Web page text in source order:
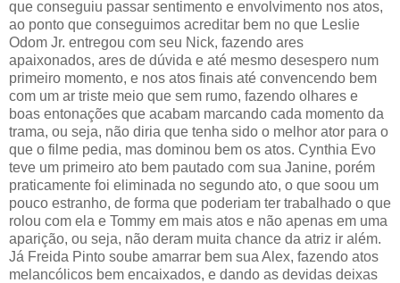
que conseguiu passar sentimento e envolvimento nos atos,
ao ponto que conseguimos acreditar bem no que Leslie
Odom Jr. entregou com seu Nick, fazendo ares
apaixonados, ares de dúvida e até mesmo desespero num
primeiro momento, e nos atos finais até convencendo bem
com um ar triste meio que sem rumo, fazendo olhares e
boas entonações que acabam marcando cada momento da
trama, ou seja, não diria que tenha sido o melhor ator para o
que o filme pedia, mas dominou bem os atos. Cynthia Evo
teve um primeiro ato bem pautado com sua Janine, porém
praticamente foi eliminada no segundo ato, o que soou um
pouco estranho, de forma que poderiam ter trabalhado o que
rolou com ela e Tommy em mais atos e não apenas em uma
aparição, ou seja, não deram muita chance da atriz ir além.
Já Freida Pinto soube amarrar bem sua Alex, fazendo atos
melancólicos bem encaixados, e dando as devidas deixas